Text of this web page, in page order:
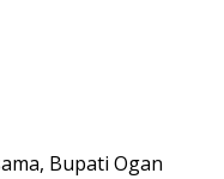
Bupati Ogan